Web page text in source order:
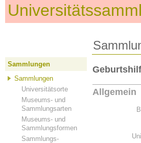
Sammlungen
Sammlungen
Universitätsorte
Museums- und
Sammlungsarten
Museums- und
Sammlungsformen
Sammlungs-
Allgemein